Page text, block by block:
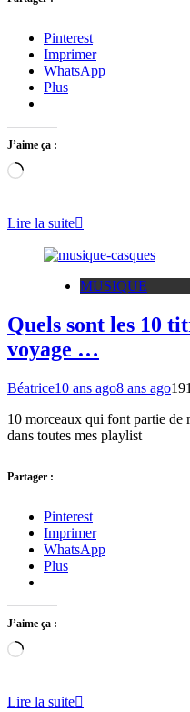
Pinterest
Imprimer
WhatsApp
Plus
J’aime ça :
Chargement…
Lire la suite
MUSIQUE
Quels sont les 10
voyage …
Béatrice10 ans ago8 ans ago19
10 morceaux qui font partie de
dans toutes mes playlist
Partager :
Pinterest
Imprimer
WhatsApp
Plus
J’aime ça :
Chargement…
Lire la suite